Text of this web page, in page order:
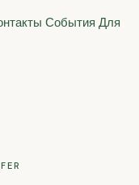
События Для